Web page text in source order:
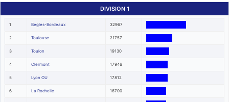
DIVISION 1
1 Begles-Bordeaux 32967
2 Toulouse 21757
3 Toulon 19130
4 Clermont 17946
5 Lyon OU 17812
6 La Rochelle 16700